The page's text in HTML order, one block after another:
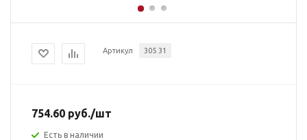
Артикул 305 31
754.60 руб./шт
Есть в наличии